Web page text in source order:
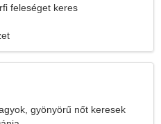
feleséget keres
gyönyörű nőt keresek